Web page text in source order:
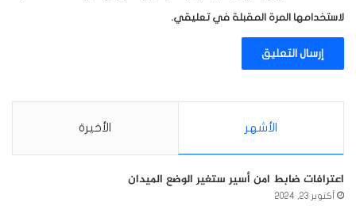
لاستخدامها المرة المقبلة في تعليقي.
الأشهر الأخيرة
اعترافات ضابط امن أسير ستغير الوضع الميدان
أكتوبر 23, 2024